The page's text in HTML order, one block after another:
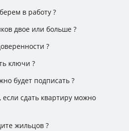
в работу ?
двое или больше ?
?
ключи ?
будет подписать ?
сдать квартиру можно
жильцов ?